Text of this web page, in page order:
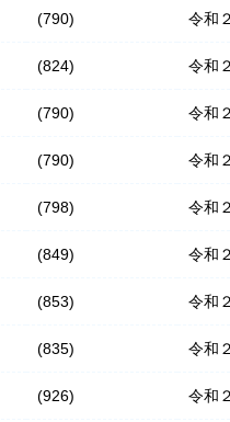
(790) 令和
(824) 令和
(790) 令和
(790) 令和
(798) 令和
(849) 令和
(853) 令和
(835) 令和
(926) 令和